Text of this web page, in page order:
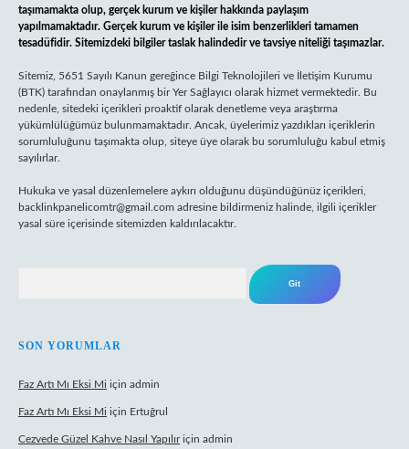
taşımamakta olup, gerçek kurum ve kişiler hakkında paylaşım
yapılmamaktadır. Gerçek kurum ve kişiler ile isim benzerlikleri tamamen
tesadüfidir. Sitemizdeki bilgiler taslak halindedir ve tavsiye niteliği taşımazlar.
Sitemiz, 5651 Sayılı Kanun gereğince Bilgi Teknolojileri ve İletişim Kurumu
(BTK) tarafından onaylanmış bir Yer Sağlayıcı olarak hizmet vermektedir. Bu
nedenle, sitedeki içerikleri proaktif olarak denetleme veya araştırma
yükümlülüğümüz bulunmamaktadır. Ancak, üyelerimiz yazdıkları içeriklerin
sorumluluğunu taşımakta olup, siteye üye olarak bu sorumluluğu kabul etmiş
sayılırlar.
Hukuka ve yasal düzenlemelere aykırı olduğunu düşündüğünüz içerikleri,
backlinkpanelicomtr@gmail.com adresine bildirmeniz halinde, ilgili içerikler
yasal süre içerisinde sitemizden kaldırılacaktır.
SON YORUMLAR
Faz Artı Mı Eksi Mi için admin
Faz Artı Mı Eksi Mi için Ertuğrul
Cezvede Güzel Kahve Nasıl Yapılıriçin admin